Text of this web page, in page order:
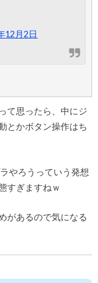
12月2日
て思ったら、中にジ
とかボタン操作はち
やろうっていう発想
すぎますねｗ
があるので気になる